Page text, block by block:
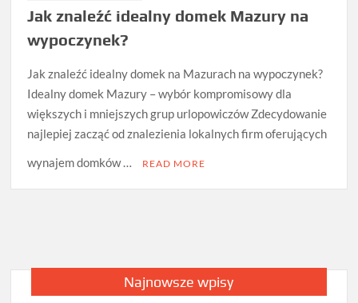
Jak znaleźć idealny domek Mazury na
wypoczynek?
Jak znaleźć idealny domek na Mazurach na wypoczynek?
Idealny domek Mazury – wybór kompromisowy dla
większych i mniejszych grup urlopowiczów Zdecydowanie
najlepiej zacząć od znalezienia lokalnych firm oferujących
wynajem domków …
READ MORE
Najnowsze wpisy